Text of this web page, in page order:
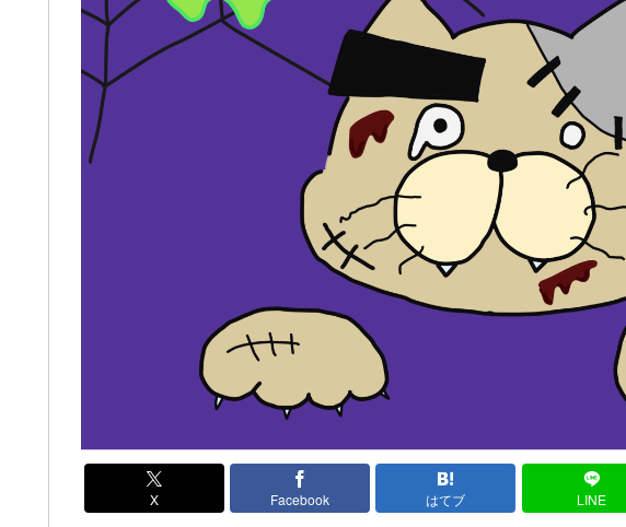
X Facebook はてブ LINE